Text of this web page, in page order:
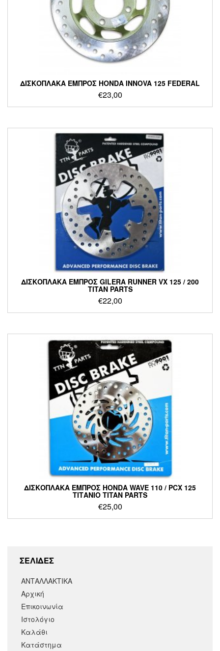
ΔΙΣΚΟΠΛΑΚΑ ΕΜΠΡΟΣ HONDA INNOVA 125 FEDERAL
€23,00
ΔΙΣΚΟΠΛΑΚΑ ΕΜΠΡΟΣ GILERA RUNNER VX 125 / 200
TITAN PARTS
€22,00
ΔΙΣΚΟΠΛΑΚΑ ΕΜΠΡΟΣ HONDA WAVE 110 / PCX 125
ΤΙΤΑΝΙΟ TITAN PARTS
€25,00
ΣΕΛΙΔΕΣ
ΑΝΤΑΛΛΑΚΤΙΚΑ
Αρχική
Επικοινωνία
Ιστολόγιο
Καλάθι
Κατάστημα